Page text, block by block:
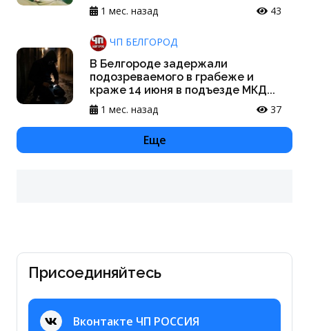
1 мес. назад
43
ЧП БЕЛГОРОД
В Белгороде задержали
подозреваемого в грабеже и
краже 14 июня в подъезде МКД...
1 мес. назад
37
Еще
Присоединяйтесь
Вконтакте ЧП РОССИЯ